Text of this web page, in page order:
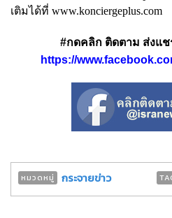
เติมได้ที่ www.konciergeplus.com
#กดคลิก ติดตาม ส่งแ
https://
หมวดหมู่ กระจายข่าว